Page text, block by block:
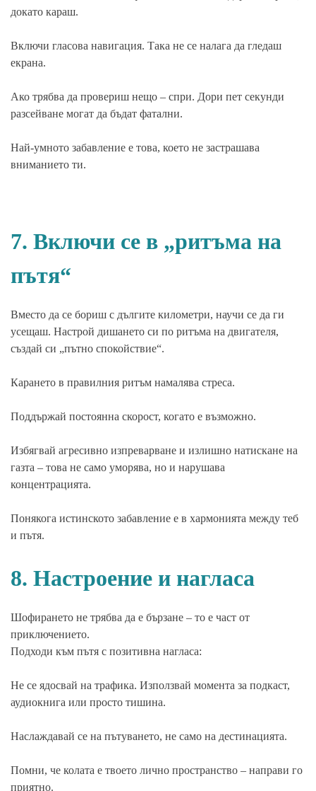
докато караш.
Включи гласова навигация. Така не се налага да гледаш
екрана.
Ако трябва да провериш нещо – спри. Дори пет секунди
разсейване могат да бъдат фатални.
Най-умното забавление е това, което не застрашава
вниманието ти.
7. Включи се в „ритъма на
пътя“
Вместо да се бориш с дългите километри, научи се да ги
усещаш. Настрой дишането си по ритъма на двигателя,
създай си „пътно спокойствие“.
Карането в правилния ритъм намалява стреса.
Поддържай постоянна скорост, когато е възможно.
Избягвай агресивно изпреварване и излишно натискане на
газта – това не само уморява, но и нарушава
концентрацията.
Понякога истинското забавление е в хармонията между теб
и пътя.
8. Настроение и нагласа
Шофирането не трябва да е бързане – то е част от
приключението.
Подходи към пътя с позитивна нагласа:
Не се ядосвай на трафика. Използвай момента за подкаст,
аудиокнига или просто тишина.
Наслаждавай се на пътуването, не само на дестинацията.
Помни, че колата е твоето лично пространство – направи го
приятно.